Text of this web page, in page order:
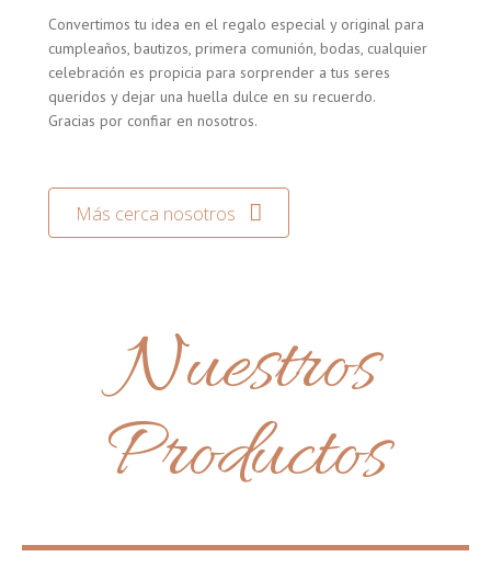
Convertimos tu idea en el regalo especial y original para
cumpleaños, bautizos, primera comunión, bodas, cualquier
celebración es propicia para sorprender a tus seres
queridos y dejar una huella dulce en su recuerdo.
Gracias por confiar en nosotros.
Más cerca nosotros
Nuestros
Productos